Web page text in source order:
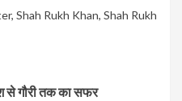
, Shah Rukh Khan, Shah Rukh
से गौरी तक का सफर